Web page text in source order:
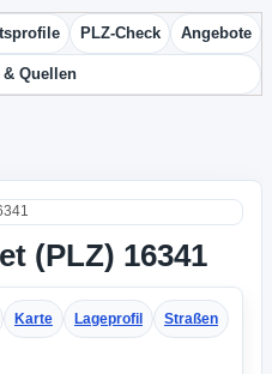
PLZ-Check Angebote
& Quellen
(PLZ) 16341
Karte Lageprofil Straßen